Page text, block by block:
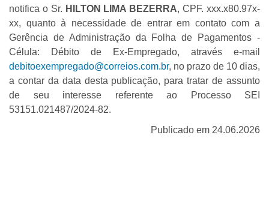
notifica o Sr. HILTON LIMA BEZERRA, CPF. xxx.x80.97x-
xx, quanto à necessidade de entrar em contato com a
Gerência de Administração da Folha de Pagamentos -
Célula: Débito de Ex-Empregado, através e-mail
debitoexempregado@correios.com.br, no prazo de 10 dias,
a contar da data desta publicação, para tratar de assunto
de seu interesse referente ao Processo SEI
53151.021487/2024-82.
Publicado em 24.06.2026